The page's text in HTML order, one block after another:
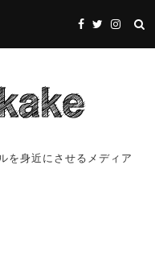
を身近にさせるメディア